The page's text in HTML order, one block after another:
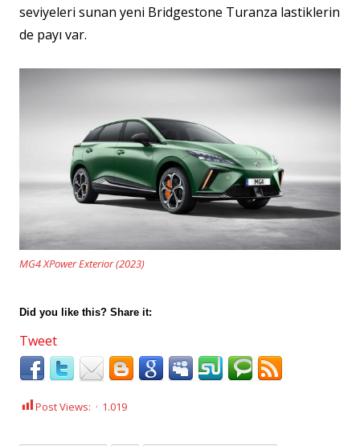
seviyeleri sunan yeni Bridgestone Turanza lastiklerin
de payı var.
MG4 XPower Exterior (2023)
Did you like this? Share it:
Tweet
Post Views: 1.019